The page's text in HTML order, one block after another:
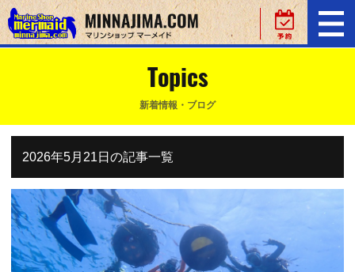
Topics
新着情報・ブログ
2026年5月21日の記事一覧